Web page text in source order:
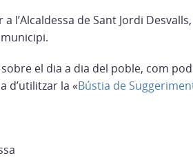
l’Alcaldessa de Sant Jordi
el dia a dia del poble, com
d’utilitzar la «Bústia de